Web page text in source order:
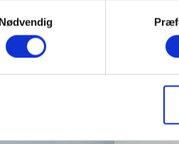
Nødvendig
Før/efter